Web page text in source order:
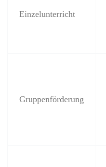
Einzelunterricht
Gruppenförderung